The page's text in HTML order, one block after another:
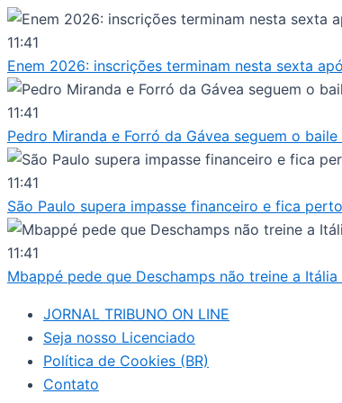
Ir
para
o
conteúdo
11:41
Enem 2026: inscrições terminam nesta sexta
11:41
Pedro Miranda e Forró da Gávea seguem o
11:41
São Paulo supera impasse financeiro e fica
11:41
Mbappé pede que Deschamps não treine a
JORNAL TRIBUNO ON LINE
Seja nosso Licenciado
Política de Cookies (BR)
Contato